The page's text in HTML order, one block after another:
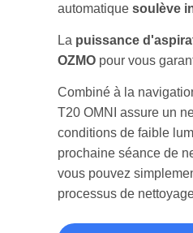
automatique soulève
La puissance
OZMO pour vous
Combiné à la
T20 OMNI assure un
conditions de faible
prochaine séance de
vous pouvez
processus de